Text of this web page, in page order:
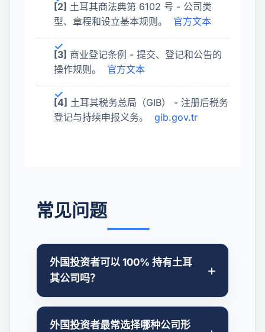
[2] 土耳其商法典第 6102 号 - 公司类
型、章程和设立基本规则。
官方文本
[3] 商业登记条例 - 提交、登记和公告的
操作规则。
官方文本
[4] 土耳其税务总局（GIB） - 注册后税务
登记与持续申报义务。
gib.gov.tr
常见问题
外国投资者可以 100% 持有土耳
其公司吗？
外国投资者最常选择哪种公司形